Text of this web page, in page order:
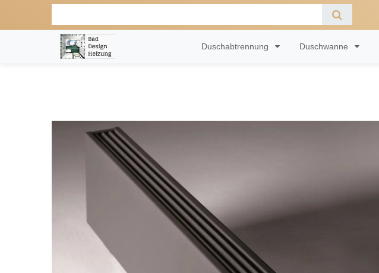
Duschabtrennung Duschwanne